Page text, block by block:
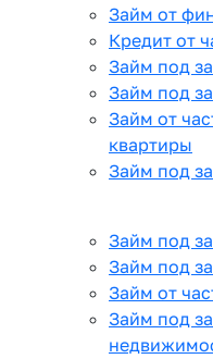
Займ от
Кредит от
Займ под
Займ под
Займ от
квартиры
Займ под
Займ под
Займ под
Займ от
Займ под